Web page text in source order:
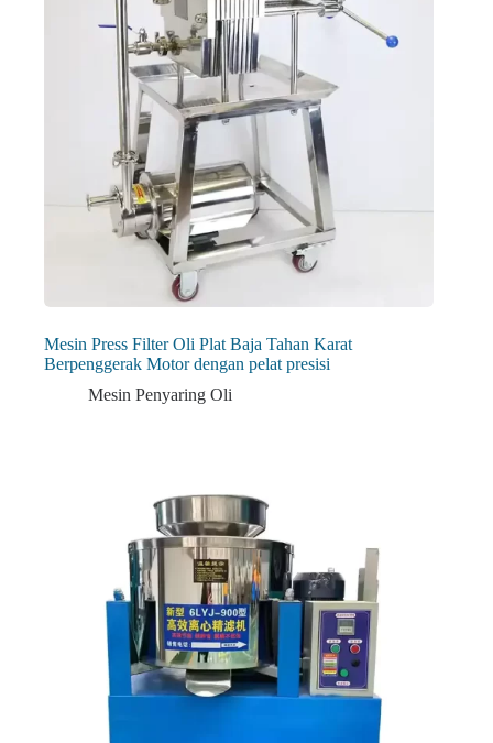
Mesin Press Filter Oli Plat Baja Tahan Karat
Berpenggerak Motor dengan pelat presisi
Mesin Penyaring Oli